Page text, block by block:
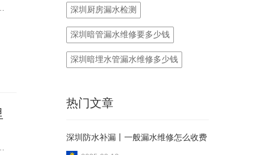
深圳厨房漏水检测
深圳暗管漏水维修要多少钱
深圳暗埋水管漏水维修多少钱
热门文章
深圳防水补漏丨一般漏水维修怎么收费